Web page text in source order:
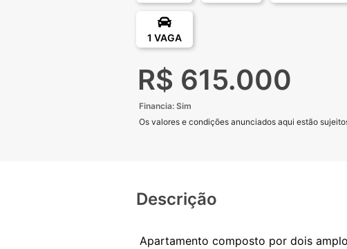
1 VAGA
R$ 615.000
Financia: Sim
Os valores e condições anunciados aqui estão
Descrição
Apartamento composto por dois